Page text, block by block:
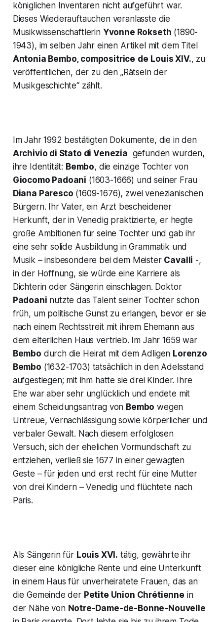
königlichen Inventaren nicht aufgeführt war.
Dieses Wiederauftauchen veranlasste die
Musikwissenschaftlerin Yvonne Rokseth (1890-
1943), im selben Jahr einen Artikel mit dem Titel
Antonia Bembo, compositrice de Louis XIV., zu
veröffentlichen, der zu den „Rätseln der
Musikgeschichte“zählt.
Im Jahr 1992 bestätigten Dokumente, die in den
Archivio di Stato di Venezia gefunden wurden,
ihre Identität: Bembo, die einzige Tochter von
Giocomo Padoani (1603-1666) und seiner Frau
Diana Paresco (1609-1676), zwei venezianischen
Bürgern. Ihr Vater, ein Arzt bescheidener
Herkunft, der in Venedig praktizierte, er hegte
große Ambitionen für seine Tochter und gab ihr
eine sehr solide Ausbildung in Grammatik und
Musik – insbesondere bei dem Meister Cavalli -,
in der Hoffnung, sie würde eine Karriere als
Dichterin oder Sängerin einschlagen. Doktor
Padoani nutzte das Talent seiner Tochter schon
früh, um politische Gunst zu erlangen, bevor er sie
nach einem Rechtsstreit mit ihrem Ehemann aus
dem elterlichen Haus vertrieb. Im Jahr 1659 war
Bembo durch die Heirat mit dem Adligen Lorenzo
Bembo (1632-1703) tatsächlich in den Adelsstand
aufgestiegen; mit ihm hatte sie drei Kinder. Ihre
Ehe war aber sehr unglücklich und endete mit
einem Scheidungsantrag von Bembo wegen
Untreue, Vernachlässigung sowie körperlicher und
verbaler Gewalt. Nach diesem erfolglosen
Versuch, sich der ehelichen Vormundschaft zu
entziehen, verließ sie 1677 in einer gewagten
Geste – für jeden und erst recht für eine Mutter
von drei Kindern – Venedig und flüchtete nach
Paris.
Als Sängerin für Louis XVI. tätig, gewährte ihr
dieser eine königliche Rente und eine Unterkunft
in einem Haus für unverheiratete Frauen, das an
die Gemeinde der Petite Union Chrétienne in
der Nähe von Notre-Dame-de-Bonne-Nouvelle